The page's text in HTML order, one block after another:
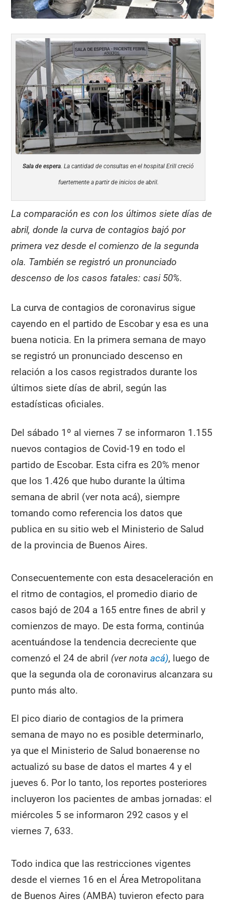
Sala de espera. La cantidad de consultas en el hospital Erill creció
fuertemente a partir de inicios de abril.
La comparación es con los últimos siete días de
abril, donde la curva de contagios bajó por
primera vez desde el comienzo de la segunda
ola. También se registró un pronunciado
descenso de los casos fatales: casi 50%.
La curva de contagios de coronavirus sigue
cayendo en el partido de Escobar y esa es una
buena noticia. En la primera semana de mayo
se registró un pronunciado descenso en
relación a los casos registrados durante los
últimos siete días de abril, según las
estadísticas oficiales.
Del sábado 1º al viernes 7 se informaron 1.155
nuevos contagios de Covid-19 en todo el
partido de Escobar. Esta cifra es 20% menor
que los 1.426 que hubo durante la última
semana de abril (ver nota acá), siempre
tomando como referencia los datos que
publica en su sitio web el Ministerio de Salud
de la provincia de Buenos Aires.
Consecuentemente con esta desaceleración en
el ritmo de contagios, el promedio diario de
casos bajó de 204 a 165 entre fines de abril y
comienzos de mayo. De esta forma, continúa
acentuándose la tendencia decreciente que
comenzó el 24 de abril (ver notaacá), luego de
que la segunda ola de coronavirus alcanzara su
punto más alto.
El pico diario de contagios de la primera
semana de mayo no es posible determinarlo,
ya que el Ministerio de Salud bonaerense no
actualizó su base de datos el martes 4 y el
jueves 6. Por lo tanto, los reportes posteriores
incluyeron los pacientes de ambas jornadas: el
miércoles 5 se informaron 292 casos y el
viernes 7, 633.
Todo indica que las restricciones vigentes
desde el viernes 16 en el Área Metropolitana
de Buenos Aires (AMBA) tuvieron efecto para